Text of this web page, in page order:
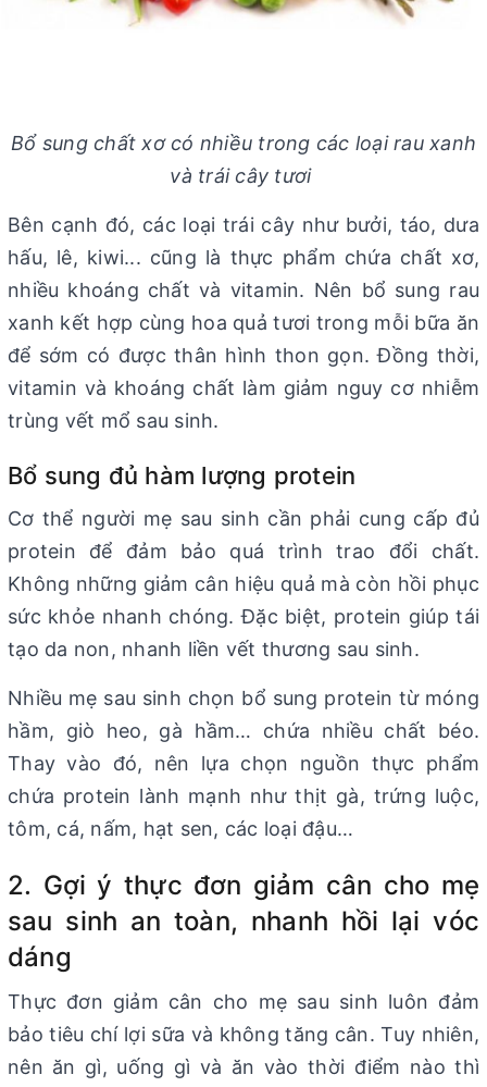
Bổ sung chất xơ có nhiều trong các loại rau xanh
và trái cây tươi
Bên cạnh đó, các loại trái cây như bưởi, táo, dưa
hấu, lê, kiwi... cũng là thực phẩm chứa chất xơ,
nhiều khoáng chất và vitamin. Nên bổ sung rau
xanh kết hợp cùng hoa quả tươi trong mỗi bữa ăn
để sớm có được thân hình thon gọn. Đồng thời,
vitamin và khoáng chất làm giảm nguy cơ nhiễm
trùng vết mổ sau sinh.
Bổ sung đủ hàm lượng protein
Cơ thể người mẹ sau sinh cần phải cung cấp đủ
protein để đảm bảo quá trình trao đổi chất.
Không những giảm cân hiệu quả mà còn hồi phục
sức khỏe nhanh chóng. Đặc biệt, protein giúp tái
tạo da non, nhanh liền vết thương sau sinh.
Nhiều mẹ sau sinh chọn bổ sung protein từ móng
hầm, giò heo, gà hầm… chứa nhiều chất béo.
Thay vào đó, nên lựa chọn nguồn thực phẩm
chứa protein lành mạnh như thịt gà, trứng luộc,
tôm, cá, nấm, hạt sen, các loại đậu…
2. Gợi ý thực đơn giảm cân cho mẹ
sau sinh an toàn, nhanh hồi lại vóc
dáng
Thực đơn giảm cân cho mẹ sau sinh luôn đảm
bảo tiêu chí lợi sữa và không tăng cân. Tuy nhiên,
nên ăn gì, uống gì và ăn vào thời điểm nào thì